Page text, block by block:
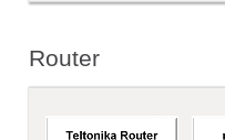
Router